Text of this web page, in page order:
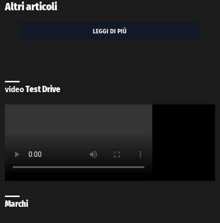
Altri articoli
LEGGI DI PIÙ
videoTest Drive
Marchi